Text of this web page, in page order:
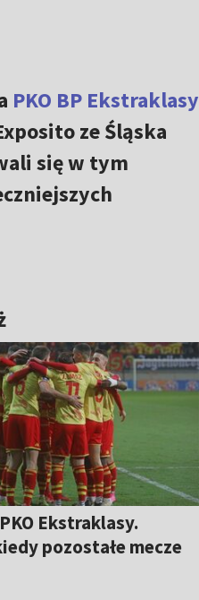
PKO BP Ekstraklasy
ze Śląska
się w tym
Ekstraklasy.
pozostałe mecze